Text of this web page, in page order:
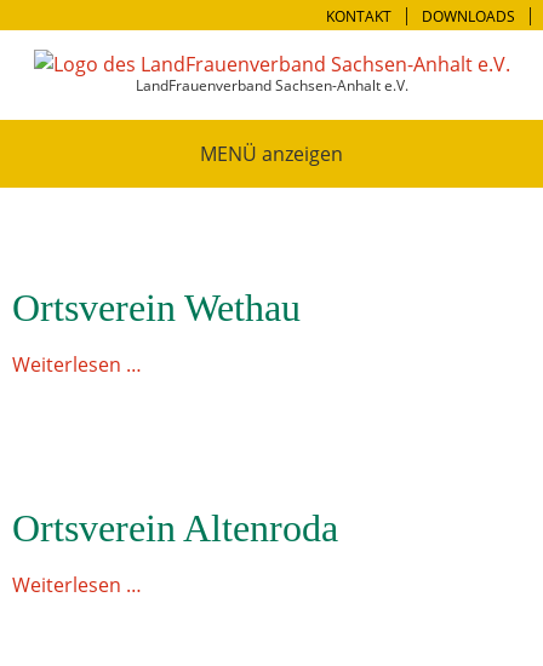
KONTAKT DOWNLOADS
LandFrauenverband Sachsen-Anhalt e.V.
MENÜ
Ortsverein Wethau
Weiterlesen …
Ortsverein Altenroda
Weiterlesen …